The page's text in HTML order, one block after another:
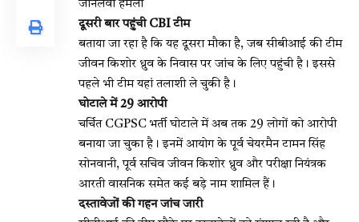
जानलेवा हमला
दूसरी बार पहुंची CBI टीम
बताया जा रहा है कि यह दूसरा मौका है, जब सीबीआई की टीम
जीवन किशोर ध्रुव के निवास पर जांच के लिए पहुंची है। इससे
पहले भी टीम यहां तलाशी ले चुकी है।
घोटाले में 29 आरोपी
चर्चित CGPSC भर्ती घोटाले में अब तक 29 लोगों को आरोपी
बनाया जा चुका है। इनमें आयोग के पूर्व चेयरमैन टामन सिंह
सोनवानी, पूर्व सचिव जीवन किशोर ध्रुव और परीक्षा नियंत्रक
आरती वासनिक समेत कई बड़े नाम शामिल हैं।
दस्तावेजों की गहन जांच जारी